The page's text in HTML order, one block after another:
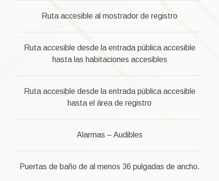
Ruta accesible al mostrador de registro
Ruta accesible desde la entrada pública accesible
hasta las habitaciones accesibles
Ruta accesible desde la entrada pública accesible
hasta el área de registro
Alarmas – Audibles
Puertas de baño de al menos 36 pulgadas de ancho.